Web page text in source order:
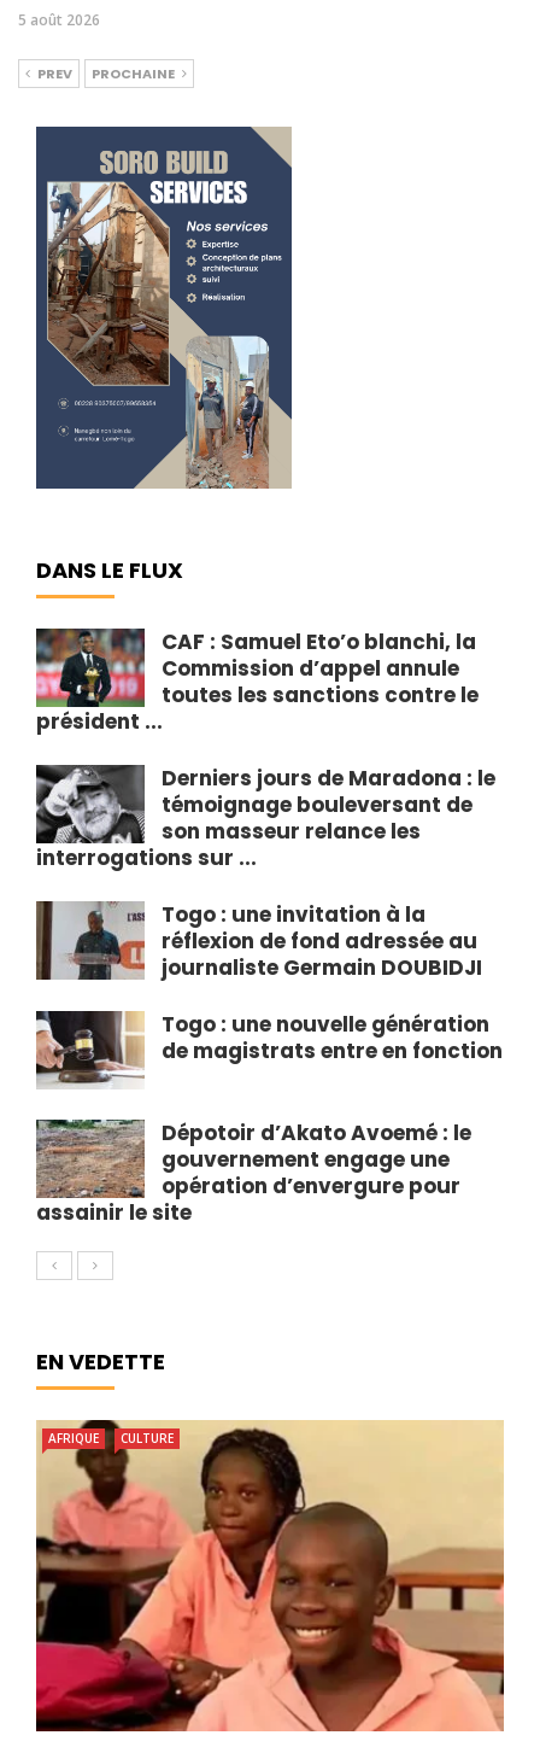
5 août 2026
PREV PROCHAINE
DANS LE FLUX
CAF : Samuel Eto’o blanchi, la
Commission d’appel annule
toutes les sanctions contre le
président ...
Derniers jours de Maradona : le
témoignage bouleversant de
son masseur relance les
interrogations sur ...
Togo : une invitation à la
réflexion de fond adressée au
journaliste Germain DOUBIDJI
Togo : une nouvelle génération
de magistrats entre en fonction
Dépotoir d’Akato Avoemé : le
gouvernement engage une
opération d’envergure pour
assainir le site
EN VEDETTE
AFRIQUE CULTURE